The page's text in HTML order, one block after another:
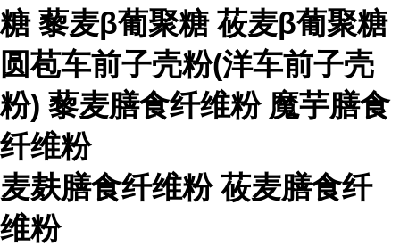
糖 藜麦β葡聚糖 莜麦β葡聚糖
圆苞车前子壳粉(洋车前子壳
粉) 藜麦膳食纤维粉 魔芋膳食
纤维粉
麦麸膳食纤维粉 莜麦膳食纤
维粉